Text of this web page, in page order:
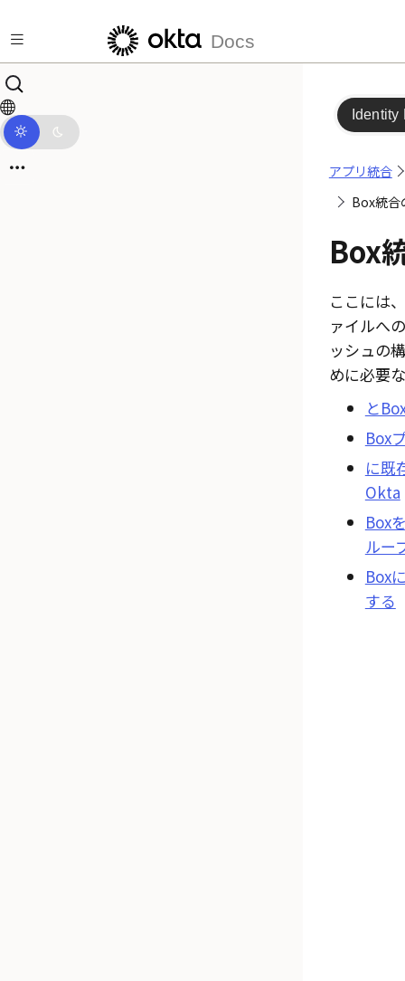
Docs
Identity
アプリ統合
Box統合
Box
ここには
ァイルへ
ッシュの
めに必要
と
Box
に既
Okta
Box
ルー
Box
する